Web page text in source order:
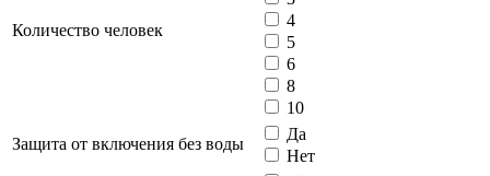
Количество человек
4
5
6
8
10
Защита от включения без воды
Да
Нет